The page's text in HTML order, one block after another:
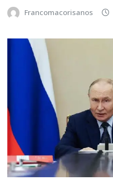
Francomacorisanos